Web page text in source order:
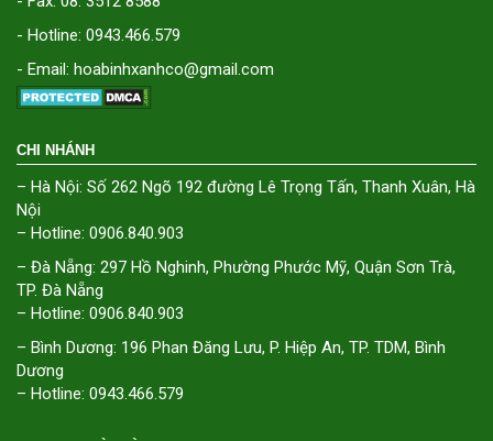
- Hotline: 0943.466.579
- Email: hoabinhxanhco@gmail.com
CHI NHÁNH
– Hà Nội: Số 262 Ngõ 192 đường Lê Trọng Tấn, Thanh Xuân, Hà
Nội
– Hotline: 0906.840.903
– Đà Nẵng: 297 Hồ Nghinh, Phường Phước Mỹ, Quận Sơn Trà,
TP. Đà Nẵng
– Hotline: 0906.840.903
– Bình Dương: 196 Phan Đăng Lưu, P. Hiệp An, TP. TDM, Bình
Dương
– Hotline: 0943.466.579